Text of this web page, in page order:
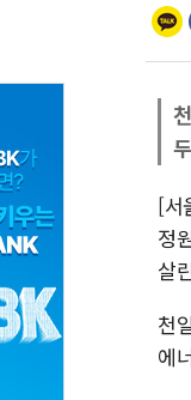
[서
정
살
천
에